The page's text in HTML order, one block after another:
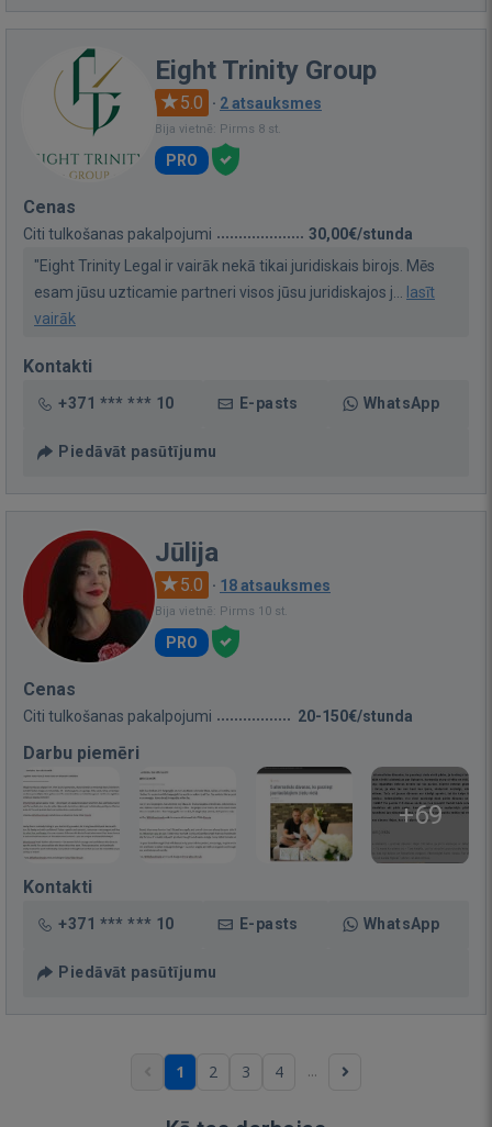
Eight Trinity Group
5.0 · 2 atsauksmes
Bija vietnē: Pirms 8 st.
PRO
Cenas
Citi tulkošanas pakalpojumi
30,00€/stunda
"Eight Trinity Legal ir vairāk nekā tikai juridiskais birojs. Mēs
esam jūsu uzticamie partneri visos jūsu juridiskajos j... lasīt
vairāk
Kontakti
+371 *** *** 10 E-pasts WhatsApp
Piedāvāt pasūtījumu
Jūlija
5.0 · 18 atsauksmes
Bija vietnē: Pirms 10 st.
PRO
Cenas
Citi tulkošanas pakalpojumi 20-150€/stunda
Darbu piemēri
+69
Kontakti
+371 *** *** 10 E-pasts WhatsApp
Piedāvāt pasūtījumu
1 2 3 4 ...